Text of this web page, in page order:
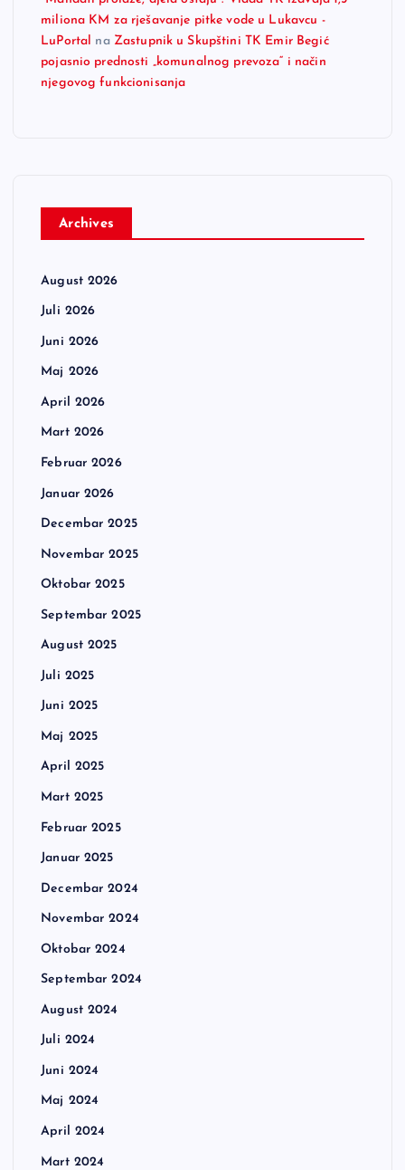
miliona KM za rješavanje pitke vode u Lukavcu -
LuPortal na Zastupnik u Skupštini TK Emir Begić
pojasnio prednosti „komunalnog prevoza“ i način
njegovog funkcionisanja
Archives
August 2026
Juli 2026
Juni 2026
Maj 2026
April 2026
Mart 2026
Februar 2026
Januar 2026
Decembar 2025
Novembar 2025
Oktobar 2025
Septembar 2025
August 2025
Juli 2025
Juni 2025
Maj 2025
April 2025
Mart 2025
Februar 2025
Januar 2025
Decembar 2024
Novembar 2024
Oktobar 2024
Septembar 2024
August 2024
Juli 2024
Juni 2024
Maj 2024
April 2024
Mart 2024